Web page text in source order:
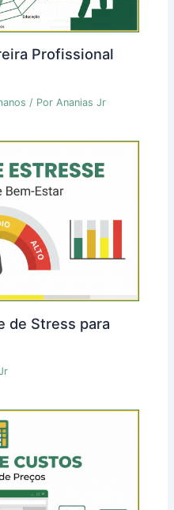
Profissional
/ PorAnanias Jr
de Stress para